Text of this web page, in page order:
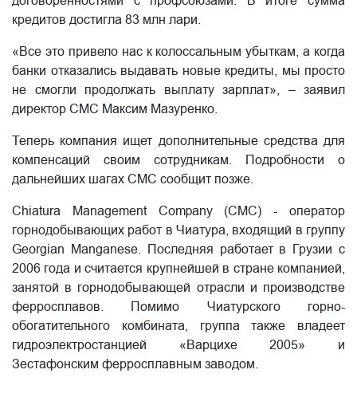
кредитов достигла 83 млн лари.
«Все это привело нас к колоссальным убыткам, а когда
банки отказались выдавать новые кредиты, мы просто
не смогли продолжать выплату зарплат», – заявил
директор CMC Максим Мазуренко.
Теперь компания ищет дополнительные средства для
компенсаций своим сотрудникам. Подробности о
дальнейших шагах CMC сообщит позже.
Chiatura Management Company (CMC) - оператор
горнодобывающих работ в Чиатура, входящий в группу
Georgian Manganese. Последняя работает в Грузии с
2006 года и считается крупнейшей в стране компанией,
занятой в горнодобывающей отрасли и производстве
ферросплавов. Помимо Чиатурского горно-
обогатительного комбината, группа также владеет
гидроэлектростанцией «Варцихе 2005» и
Зестафонским ферросплавным заводом.